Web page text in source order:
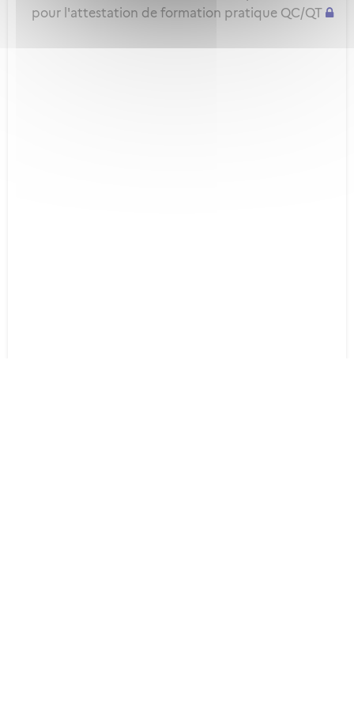
pour l'attestation de formation pratique QC/QT